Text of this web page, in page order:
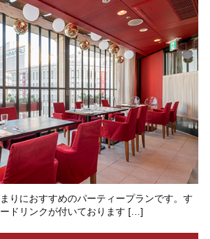
りにおすすめのパーティープランです。す
ドリンクが付いております […]